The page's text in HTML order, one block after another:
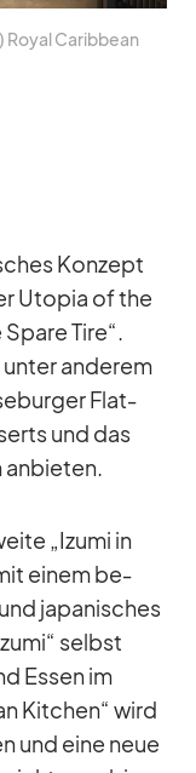
Royal Ca­rib­bean
Kon­zept
Uto­pia of the
Tire“.
un­ter an­de­rem
Flat­
und das
an­bie­ten.
„Izumi in
ei­nem be­
ja­pa­ni­sches
selbst
Es­sen im
Kit­chen“ wird
und eine neue